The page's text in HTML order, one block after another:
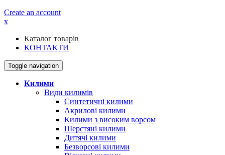
Create an account
x
Каталог товарів
КОНТАКТИ
Toggle navigation
Килими
Види килимів
Синтетичні килими
Акрилові килими
Килими з високим ворсом
Шерстяні килими
Дитячі килими
Безворсові килими